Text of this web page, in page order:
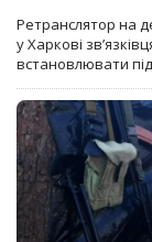
Ретранслятор на
у Харкові
встановлювати